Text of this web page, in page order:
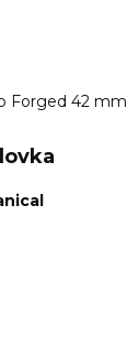
Forged 42 mm